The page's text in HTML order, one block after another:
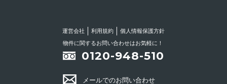
運営会社 利用規約
個人情報保護方針
物件に関するお問い合わせはお気軽に！
0120-948-510
メールでのお問い合わせ